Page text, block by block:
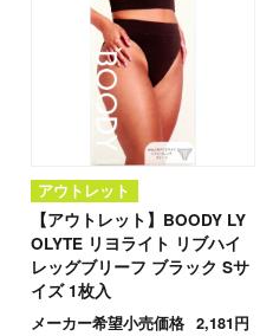
アウトレット
【アウトレット】BOODY LY
OLYTE リヨライト リブハイ
レッグブリーフ ブラック Sサ
イズ 1枚入
メーカー希望小売価格 2,181円